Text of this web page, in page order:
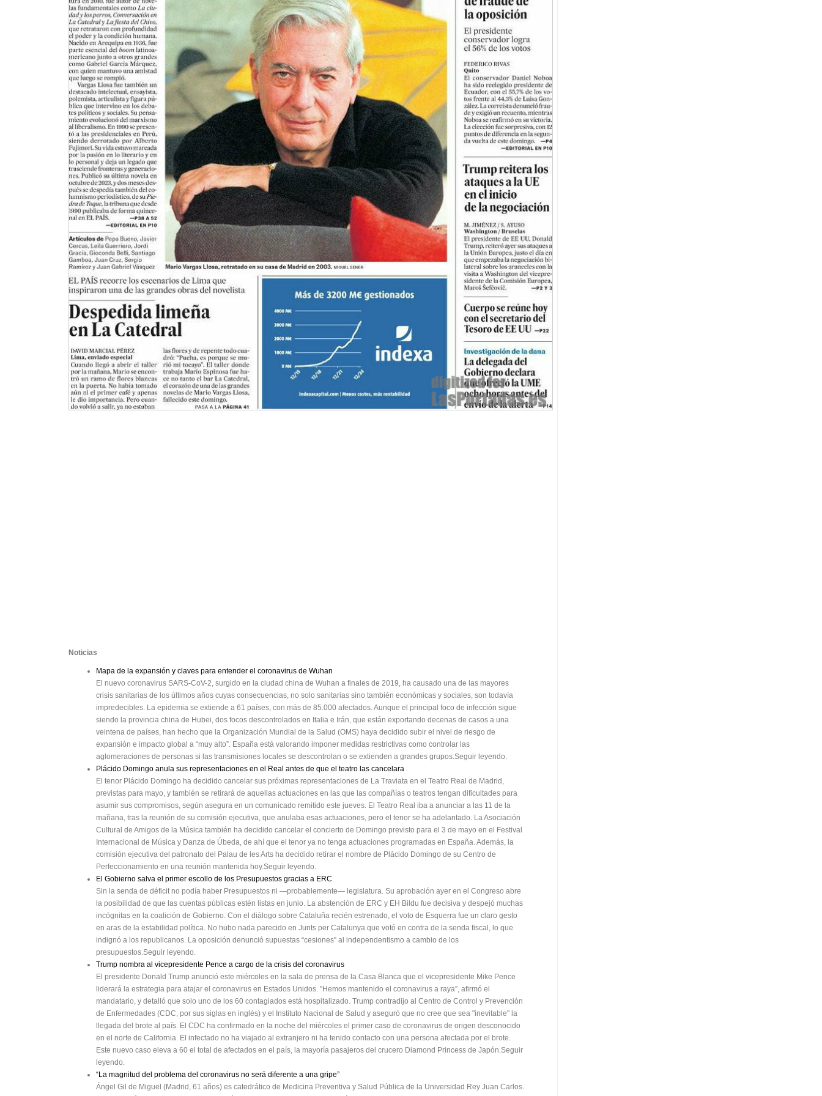
Noticias
Mapa de la expansión y claves para entender el coronavirus de Wuhan
El nuevo coronavirus SARS-CoV-2, surgido en la ciudad china de Wuhan a finales de 2019, ha causado una de las mayores
crisis sanitarias de los últimos años cuyas consecuencias, no solo sanitarias sino también económicas y sociales, son todavía
impredecibles. La epidemia se extiende a 61 países, con más de 85.000 afectados. Aunque el principal foco de infección sigue
siendo la provincia china de Hubei, dos focos descontrolados en Italia e Irán, que están exportando decenas de casos a una
veintena de países, han hecho que la Organización Mundial de la Salud (OMS) haya decidido subir el nivel de riesgo de
expansión e impacto global a “muy alto”. España está valorando imponer medidas restrictivas como controlar las
aglomeraciones de personas si las transmisiones locales se descontrolan o se extienden a grandes grupos.Seguir leyendo.
Plácido Domingo anula sus representaciones en el Real antes de que el teatro las cancelara
El tenor Plácido Domingo ha decidido cancelar sus próximas representaciones de La Traviata en el Teatro Real de Madrid,
previstas para mayo, y también se retirará de aquellas actuaciones en las que las compañías o teatros tengan dificultades para
asumir sus compromisos, según asegura en un comunicado remitido este jueves. El Teatro Real iba a anunciar a las 11 de la
mañana, tras la reunión de su comisión ejecutiva, que anulaba esas actuaciones, pero el tenor se ha adelantado. La Asociación
Cultural de Amigos de la Música también ha decidido cancelar el concierto de Domingo previsto para el 3 de mayo en el Festival
Internacional de Música y Danza de Úbeda, de ahí que el tenor ya no tenga actuaciones programadas en España. Además, la
comisión ejecutiva del patronato del Palau de les Arts ha decidido retirar el nombre de Plácido Domingo de su Centro de
Perfeccionamiento en una reunión mantenida hoy.Seguir leyendo.
El Gobierno salva el primer escollo de los Presupuestos gracias a ERC
Sin la senda de déficit no podía haber Presupuestos ni —probablemente— legislatura. Su aprobación ayer en el Congreso abre
la posibilidad de que las cuentas públicas estén listas en junio. La abstención de ERC y EH Bildu fue decisiva y despejó muchas
incógnitas en la coalición de Gobierno. Con el diálogo sobre Cataluña recién estrenado, el voto de Esquerra fue un claro gesto
en aras de la estabilidad política. No hubo nada parecido en Junts per Catalunya que votó en contra de la senda fiscal, lo que
indignó a los republicanos. La oposición denunció supuestas “cesiones” al independentismo a cambio de los
presupuestos.Seguir leyendo.
Trump nombra al vicepresidente Pence a cargo de la crisis del coronavirus
El presidente Donald Trump anunció este miércoles en la sala de prensa de la Casa Blanca que el vicepresidente Mike Pence
liderará la estrategia para atajar el coronavirus en Estados Unidos. "Hemos mantenido el coronavirus a raya”, afirmó el
mandatario, y detalló que solo uno de los 60 contagiados está hospitalizado. Trump contradijo al Centro de Control y Prevención
de Enfermedades (CDC, por sus siglas en inglés) y el Instituto Nacional de Salud y aseguró que no cree que sea "inevitable" la
llegada del brote al país. El CDC ha confirmado en la noche del miércoles el primer caso de coronavirus de origen desconocido
en el norte de California. El infectado no ha viajado al extranjero ni ha tenido contacto con una persona afectada por el brote.
Este nuevo caso eleva a 60 el total de afectados en el país, la mayoría pasajeros del crucero Diamond Princess de Japón.Seguir
leyendo.
“La magnitud del problema del coronavirus no será diferente a una gripe”
Ángel Gil de Miguel (Madrid, 61 años) es catedrático de Medicina Preventiva y Salud Pública de la Universidad Rey Juan Carlos.